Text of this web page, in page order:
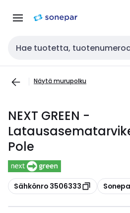
navigointiinsisältöön
Haku
Näytä murupolku
NEXT GREEN -
Pole
Kopioi
Sähkönro 3506333 Kopioi